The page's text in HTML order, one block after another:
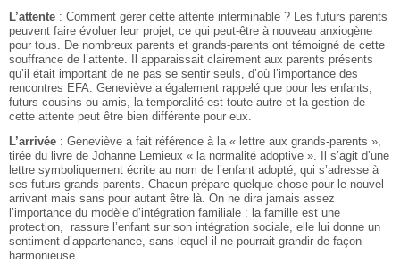
L’attente : Comment gérer cette attente interminable ? Les futurs parents
peuvent faire évoluer leur projet, ce qui peut-être à nouveau anxiogène
pour tous. De nombreux parents et grands-parents ont témoigné de cette
souffrance de l’attente. Il apparaissait clairement aux parents présents
qu’il était important de ne pas se sentir seuls, d’où l’importance des
rencontres EFA. Geneviève a également rappelé que pour les enfants,
futurs cousins ou amis, la temporalité est toute autre et la gestion de
cette attente peut être bien différente pour eux.
L’arrivée : Geneviève a fait référence à la « lettre aux grands-parents »,
tirée du livre de Johanne Lemieux « la normalité adoptive ». Il s’agit d’une
lettre symboliquement écrite au nom de l’enfant adopté, qui s’adresse à
ses futurs grands parents. Chacun prépare quelque chose pour le nouvel
arrivant mais sans pour autant être là. On ne dira jamais assez
l’importance du modèle d’intégration familiale : la famille est une
protection, rassure l’enfant sur son intégration sociale, elle lui donne un
sentiment d’appartenance, sans lequel il ne pourrait grandir de façon
harmonieuse.